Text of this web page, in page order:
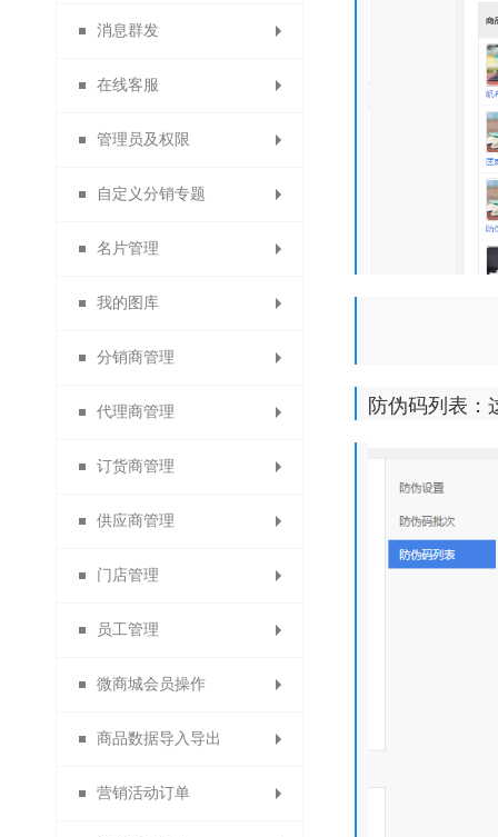
订货商业绩奖励
订货商管理奖
供应商提现申请
拼团退款申请
满额包邮
满减优惠
搭配套餐
打包一口价
首单立减
支付有礼活动
微现场
生日营销
抢红包拉粉丝
X+1链动分销
分享送优惠券
购物送优惠券
购物分享得优惠券
关注送积分
分享送积分
评价送积分
积分兑换商品
积分兑换红包
首次消费送积分
充值送优惠券
充值升等级
充值成为分销商
购物卡管理
充值成为代理商
充值成为订货商
疯狂砸金蛋
好运翻翻看
骰子大王
拼团活动管理
消息群发
微信群发
短信群发
站内信
在线客服
开通在线客服
微聊客服管理
管理员及权限
管理员
权限角色
自定义分销专题
专题分类
分销专题
名片管理
会员名片
分销名片
代理商名片
订货商名片
清除名片缓存
我的图库
图片分类
图文列表
分销商管理
分销商管理
分销商设置
分销商审核
分销商等级
分销商分组
分销商导出
佣金排名设置
分销申请设置
代理商管理
代理商管理
代理商设置
加盟申请设置
代理商审核
设置代理商
代理商导出
代理商推荐奖
订货商管理
订货商管理
订货商设置
订货商审核
设置订货商
订货商推荐奖
订货商销售奖
供应商管理
供应商管理
供应商设置
增加供应商
供应商审核
供应商类型
门店管理
门店等级
门店管理和门店设置
门店申请
门店审核
员工管理
员工管理
设置员工
员工等级
微商城会员操作
分销商品
微社区
商品数据导入导出
数据包导入
营销活动订单
防伪码列表：